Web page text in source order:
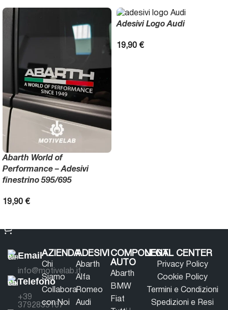
Abarth World of
Performance – Adesivi
finestrino 595/695
19,90 €
Adesivi Logo Audi
19,90 €
Email
info@motivelab.it
Telefono
+39
3792835167
AZIENDA
Chi
Siamo
Collabora
con Noi
ADESIVI
Abarth
Alfa
Romeo
Audi
COMPONENTI
AUTO
Abarth
BMW
Fiat
LEGAL CENTER
Privacy Policy
Cookie Policy
Termini e Condizioni
Spedizioni e Resi